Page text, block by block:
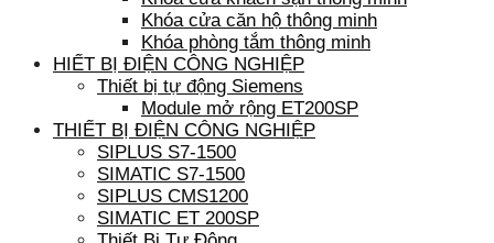
Khóa cửa căn hộ thông minh
Khóa phòng tắm thông minh
HIẾT BỊ ĐIỆN CÔNG NGHIỆP
Thiết bị tự động Siemens
Module mở rộng ET200SP
THIẾT BỊ ĐIỆN CÔNG NGHIỆP
SIPLUS S7-1500
SIMATIC S7-1500
SIPLUS CMS1200
SIMATIC ET 200SP